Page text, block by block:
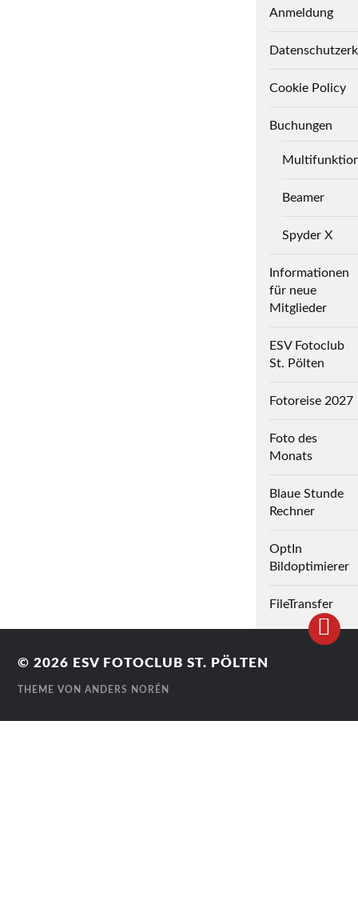
Anmeldung
Cookie Policy
Buchungen
Beamer
Spyder X
Informationen
für neue
Mitglieder
ESV Fotoclub
St. Pölten
Fotoreise 2027
Foto des
Monats
Blaue Stunde
Rechner
OptIn
Bildoptimierer
FileTransfer
© 2026 ESV FOTOCLUB ST. PÖLTEN
THEME VONANDERS NORÉN